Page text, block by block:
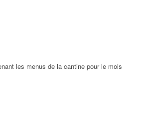
les menus de la cantine pour le mois